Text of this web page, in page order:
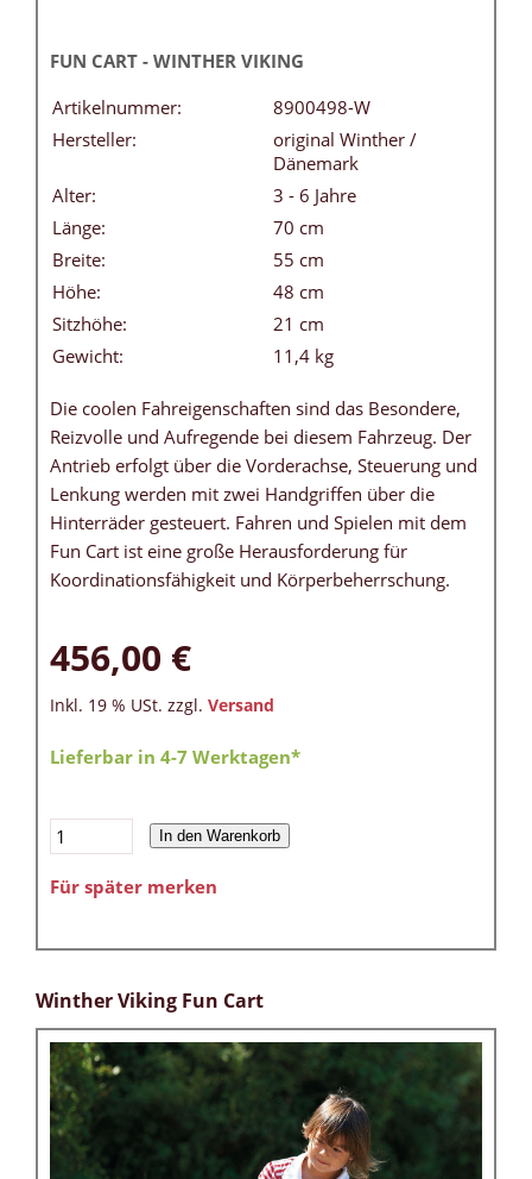
FUN CART - WINTHER VIKING
Artikelnummer:
8900498-W
Hersteller:
original Winther /
Dänemark
Alter:
3 - 6 Jahre
Länge:
70 cm
Breite:
55 cm
Höhe:
48 cm
Sitzhöhe:
21 cm
Gewicht:
11,4 kg
Die coolen Fahreigenschaften sind das Besondere,
Reizvolle und Aufregende bei diesem Fahrzeug. Der
Antrieb erfolgt über die Vorderachse, Steuerung und
Lenkung werden mit zwei Handgriffen über die
Hinterräder gesteuert. Fahren und Spielen mit dem
Fun Cart ist eine große Herausforderung für
Koordinationsfähigkeit und Körperbeherrschung.
456,00 €
Inkl. 19 % USt. zzgl. Versand
Lieferbar in 4-7 Werktagen*
In den Warenkorb
Für später merken
Winther Viking Fun Cart